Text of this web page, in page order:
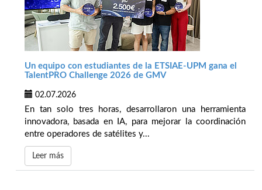
Un equipo con estudiantes de la ETSIAE-UPM gana el
TalentPRO Challenge 2026 de GMV
02.07.2026
En tan solo tres horas, desarrollaron una herramienta
innovadora, basada en IA, para mejorar la coordinación
entre operadores de satélites y...
Leer más